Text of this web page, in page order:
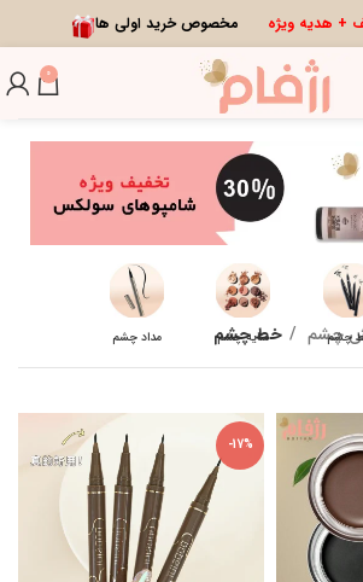
مخصوص خرید اولی ها
0
چشم سایه چشم مداد چشم چشم
خط چشم
-17%